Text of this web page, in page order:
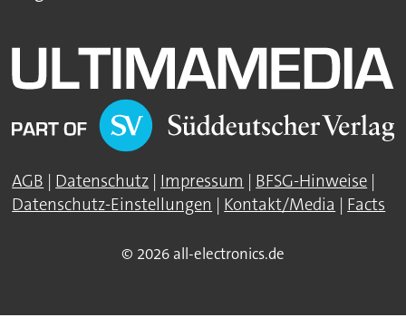
AGB | Datenschutz | Impressum | BFSG-Hinweise |
Datenschutz-Einstellungen | Kontakt/Media | Facts
© 2026 all-electronics.de